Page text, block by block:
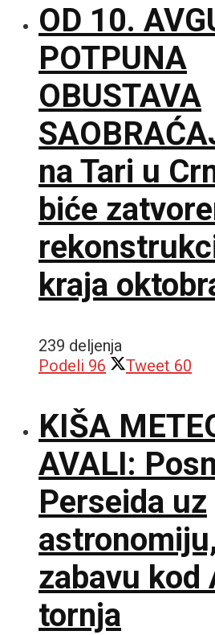
OD 10.
POTPUNA
OBUSTAVA
na Tari u
biće
kraja
239 deljenja
Podeli 96 Tweet 60
KIŠA
AVALI:
Perseida uz
zabavu kod
tornja